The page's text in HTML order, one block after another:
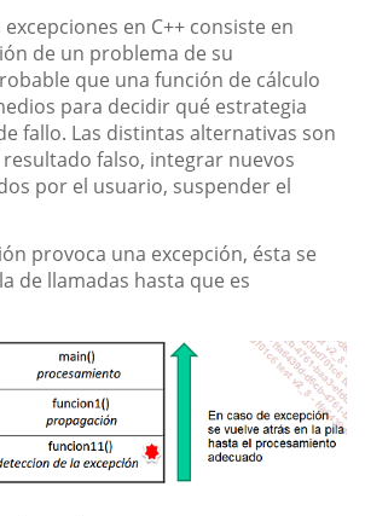
en C++ consiste en
de un problema de su
que una función de cálculo
para decidir qué estrategia
fallo. Las distintas alternativas son
falso, integrar nuevos
por el usuario, suspender el
provoca una excepción, ésta se
de llamadas hasta que es